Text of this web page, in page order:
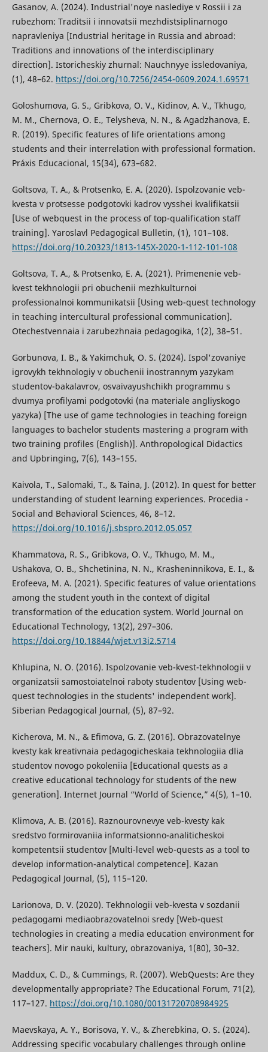
Gasanov, A. (2024). Industrial'noye naslediye v Rossii i za
rubezhom: Traditsii i innovatsii mezhdistsiplinarnogo
napravleniya [Industrial heritage in Russia and abroad:
Traditions and innovations of the interdisciplinary
direction]. Istoricheskiy zhurnal: Nauchnyye issledovaniya,
(1), 48–62. https://doi.org/10.7256/2454-0609.2024.1.69571
Goloshumova, G. S., Gribkova, O. V., Kidinov, A. V., Tkhugo,
M. M., Chernova, O. E., Telysheva, N. N., & Agadzhanova, E.
R. (2019). Specific features of life orientations among
students and their interrelation with professional formation.
Práxis Educacional, 15(34), 673–682.
Goltsova, T. A., & Protsenko, E. A. (2020). Ispolzovanie veb-
kvesta v protsesse podgotovki kadrov vysshei kvalifikatsii
[Use of webquest in the process of top-qualification staff
training]. Yaroslavl Pedagogical Bulletin, (1), 101–108.
https://doi.org/10.20323/1813-145X-2020-1-112-101-108
Goltsova, T. A., & Protsenko, E. A. (2021). Primenenie veb-
kvest tekhnologii pri obuchenii mezhkulturnoi
professionalnoi kommunikatsii [Using web-quest technology
in teaching intercultural professional communication].
Otechestvennaia i zarubezhnaia pedagogika, 1(2), 38–51.
Gorbunova, I. B., & Yakimchuk, O. S. (2024). Ispol'zovaniye
igrovykh tekhnologiy v obuchenii inostrannym yazykam
studentov-bakalavrov, osvaivayushchikh programmu s
dvumya profilyami podgotovki (na materiale angliyskogo
yazyka) [The use of game technologies in teaching foreign
languages to bachelor students mastering a program with
two training profiles (English)]. Anthropological Didactics
and Upbringing, 7(6), 143–155.
Kaivola, T., Salomaki, T., & Taina, J. (2012). In quest for better
understanding of student learning experiences. Procedia -
Social and Behavioral Sciences, 46, 8–12.
https://doi.org/10.1016/j.sbspro.2012.05.057
Khammatova, R. S., Gribkova, O. V., Tkhugo, M. M.,
Ushakova, O. B., Shchetinina, N. N., Krasheninnikova, E. I., &
Erofeeva, M. A. (2021). Specific features of value orientations
among the student youth in the context of digital
transformation of the education system. World Journal on
Educational Technology, 13(2), 297–306.
https://doi.org/10.18844/wjet.v13i2.5714
Khlupina, N. O. (2016). Ispolzovanie veb-kvest-tekhnologii v
organizatsii samostoiatelnoi raboty studentov [Using web-
quest technologies in the students' independent work].
Siberian Pedagogical Journal, (5), 87–92.
Kicherova, M. N., & Efimova, G. Z. (2016). Obrazovatelnye
kvesty kak kreativnaia pedagogicheskaia tekhnologiia dlia
studentov novogo pokoleniia [Educational quests as a
creative educational technology for students of the new
generation]. Internet Journal “World of Science,” 4(5), 1–10.
Klimova, A. B. (2016). Raznourovnevye veb-kvesty kak
sredstvo formirovaniia informatsionno-analiticheskoi
kompetentsii studentov [Multi-level web-quests as a tool to
develop information-analytical competence]. Kazan
Pedagogical Journal, (5), 115–120.
Larionova, D. V. (2020). Tekhnologii veb-kvesta v sozdanii
pedagogami mediaobrazovatelnoi sredy [Web-quest
technologies in creating a media education environment for
teachers]. Mir nauki, kultury, obrazovaniya, 1(80), 30–32.
Maddux, C. D., & Cummings, R. (2007). WebQuests: Are they
developmentally appropriate? The Educational Forum, 71(2),
117–127. https://doi.org/10.1080/00131720708984925
Maevskaya, A. Y., Borisova, Y. V., & Zherebkina, O. S. (2024).
Addressing specific vocabulary challenges through online